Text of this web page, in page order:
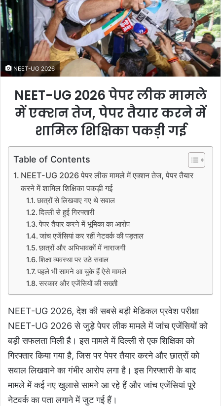
e
m
a
i
l
NEET-UG 2026
NEET-UG 2026 पेपर लीक मामले
में एक्शन तेज, पेपर तैयार करने में
शामिल शिक्षिका पकड़ी गई
Table of Contents
NEET-UG 2026 पेपर लीक मामले में एक्शन तेज, पेपर तैयार
करने में शामिल शिक्षिका पकड़ी गई
छात्रों से लिखवाए गए थे सवाल
दिल्ली से हुई गिरफ्तारी
पेपर तैयार करने में भूमिका का आरोप
जांच एजेंसियां कर रहीं नेटवर्क की पड़ताल
छात्रों और अभिभावकों में नाराजगी
शिक्षा व्यवस्था पर उठे सवाल
पहले भी सामने आ चुके हैं ऐसे मामले
सरकार और एजेंसियों की सख्ती
NEET-UG 2026, देश की सबसे बड़ी मेडिकल प्रवेश परीक्षा
NEET-UG 2026 से जुड़े पेपर लीक मामले में जांच एजेंसियों को
बड़ी सफलता मिली है। इस मामले में दिल्ली से एक शिक्षिका को
गिरफ्तार किया गया है, जिस पर पेपर तैयार करने और छात्रों को
सवाल लिखवाने का गंभीर आरोप लगा है। इस गिरफ्तारी के बाद
मामले में कई नए खुलासे सामने आ रहे हैं और जांच एजेंसियां पूरे
नेटवर्क का पता लगाने में जुट गई हैं।